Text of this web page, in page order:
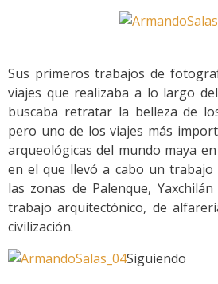
Sus primeros trabajos de
viajes que realizaba a lo largo
buscaba retratar la belleza de
pero uno de los viajes más
arqueológicas del mundo maya
en el que llevó a cabo un trabajo
las zonas de Palenque,
trabajo arquitectónico, de
civilización.